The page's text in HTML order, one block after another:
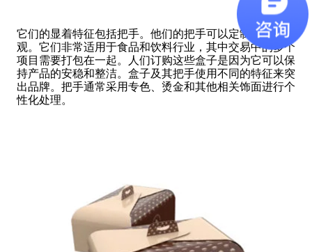
它们的显着特征包括把手。他们的把手可以定制盒子的外
观。它们非常适用于食品和饮料行业，其中交易中的多个
项目需要打包在一起。人们订购这些盒子是因为它可以保
持产品的安稳和整洁。盒子及其把手使用不同的特征来突
出品牌。把手通常采用专色、烫金和其他相关饰面进行个
性化处理。